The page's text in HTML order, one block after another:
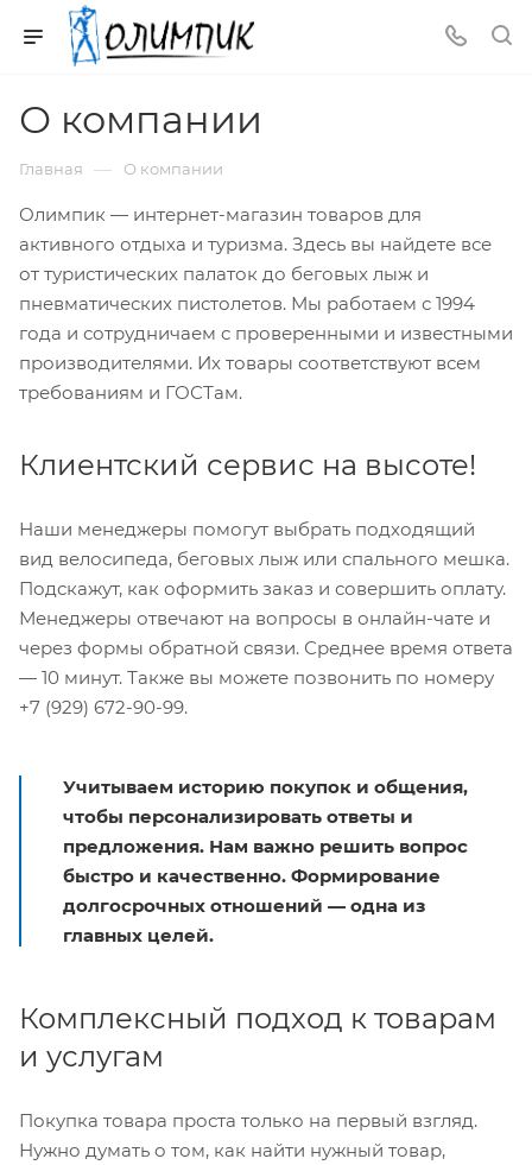
О компании
Главная — О компании
Олимпик — интернет-магазин товаров для
активного отдыха и туризма. Здесь вы найдете все
от туристических палаток до беговых лыж и
пневматических пистолетов. Мы работаем с 1994
года и сотрудничаем с проверенными и известными
производителями. Их товары соответствуют всем
требованиям и ГОСТам.
Клиентский сервис на высоте!
Наши менеджеры помогут выбрать подходящий
вид велосипеда, беговых лыж или спального мешка.
Подскажут, как оформить заказ и совершить оплату.
Менеджеры отвечают на вопросы в онлайн-чате и
через формы обратной связи. Среднее время ответа
— 10 минут. Также вы можете позвонить по номеру
+7 (929) 672-90-99.
Учитываем историю покупок и общения,
чтобы персонализировать ответы и
предложения. Нам важно решить вопрос
быстро и качественно. Формирование
долгосрочных отношений — одна из
главных целей.
Комплексный подход к товарам
и услугам
Покупка товара проста только на первый взгляд.
Нужно думать о том, как найти нужный товар,